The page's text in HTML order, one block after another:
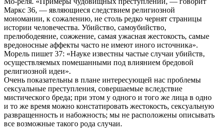
Маркс 36, — являющиеся следствием религиозной
мономании, к сожалению, не столь редко чернят страницы
истории человечества. Убийство, самоубийство,
прелюбодеяние, сожжение, самая ужасная жестокость, самые
вредоносные аффекты часто не имеют иного источника».
Морель пишет 37: «Науке известны частые случаи убийств,
осуществляемых помешанными под влиянием бредовой
религиозной идеи».
Очень показательны в плане интересующей нас проблемы
сексуальные преступления, совершаемые вследствие
мистического бреда; при этом у одного и того же лица в одно
и то же время можно констатировать жестокость, сексуальную
развращенность и набожность; мы не расположены описывать
все возможные такого рода случаи.